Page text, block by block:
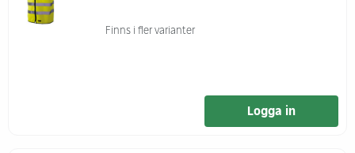
Finns i fler varianter
Logga in